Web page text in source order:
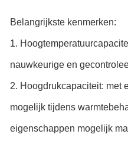
Belangrijkste kenmerken:
1.
nauwkeurige en
2. Hoogdrukcapaciteit: met
mogelijk tijdens
eigenschappen mogelijk